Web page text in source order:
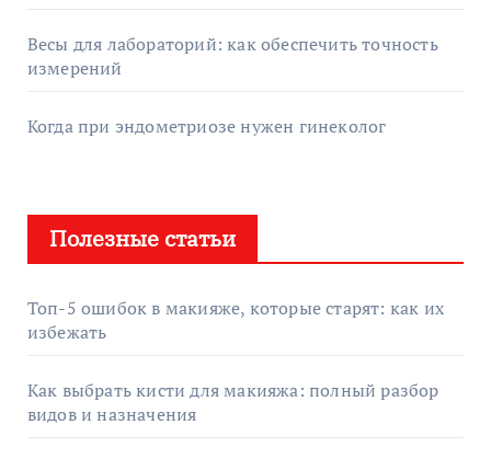
Весы для лабораторий: как обеспечить точность
измерений
Когда при эндометриозе нужен гинеколог
Полезные статьи
Топ-5 ошибок в макияже, которые старят: как их
избежать
Как выбрать кисти для макияжа: полный разбор
видов и назначения